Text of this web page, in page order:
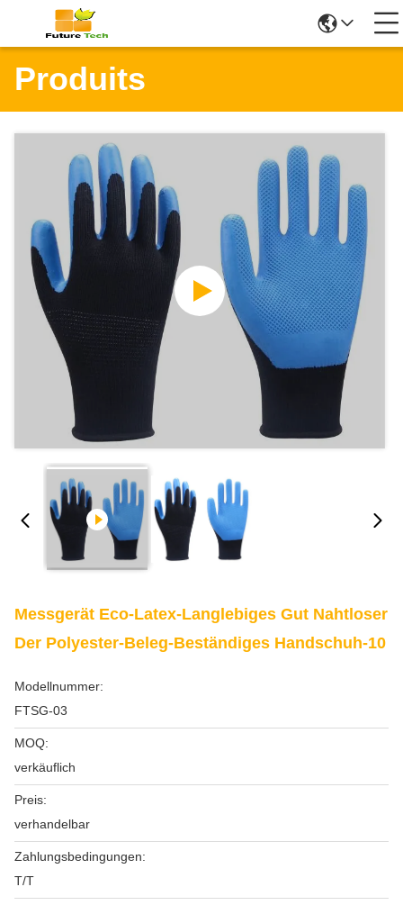
Produits
Messgerät Eco-Latex-Langlebiges Gut Nahtloser
Der Polyester-Beleg-Beständiges Handschuh-10
Modellnummer:
FTSG-03
MOQ:
verkäuflich
Preis:
verhandelbar
Zahlungsbedingungen:
T/T